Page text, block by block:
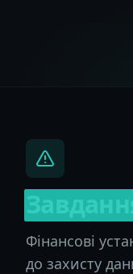
Фінансові
до захисту